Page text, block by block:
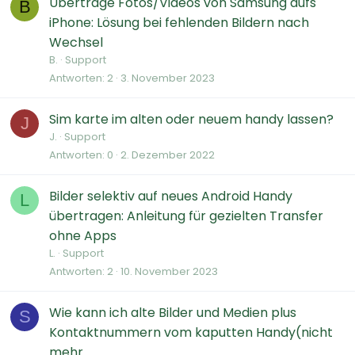
B
iPhone: Lösung bei fehlenden Bildern nach
Wechsel
B. Support
Antworten 2 3. November 2023
J Sim karte im alten oder neuem handy lassen?
J. Support
Antworten 0 2. Dezember 2022
L
Bilder selektiv auf neues Android Handy
übertragen: Anleitung für gezielten Transfer
ohne Apps
L. Support
Antworten 2 10. November 2023
S
Wie kann ich alte Bilder und Medien plus
Kontaktnummern vom kaputten Handy(nicht